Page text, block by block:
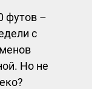
футов –
с
Но не